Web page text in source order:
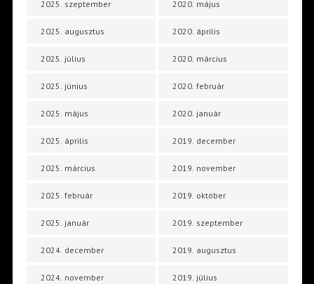
2025. szeptember
2025. augusztus
2025. július
2025. június
2025. május
2025. április
2025. március
2025. február
2025. január
2024. december
2024. november
2020. május
2020. április
2020. március
2020. február
2020. január
2019. december
2019. november
2019. október
2019. szeptember
2019. augusztus
2019. július